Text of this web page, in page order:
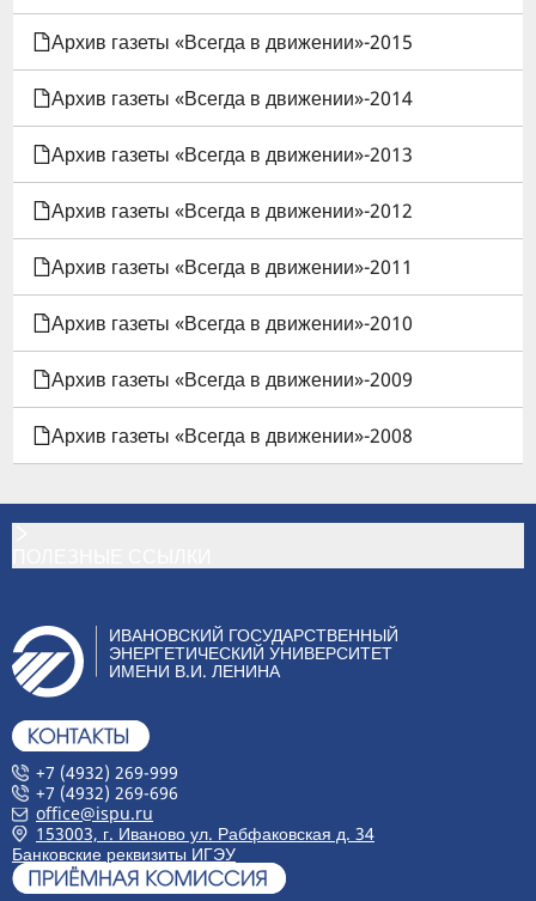
Архив газеты «Всегда в движении»-2015
Архив газеты «Всегда в движении»-2014
Архив газеты «Всегда в движении»-2013
Архив газеты «Всегда в движении»-2012
Архив газеты «Всегда в движении»-2011
Архив газеты «Всегда в движении»-2010
Архив газеты «Всегда в движении»-2009
Архив газеты «Всегда в движении»-2008
ИВАНОВСКИЙ ГОСУДАРСТВЕННЫЙ
ЭНЕРГЕТИЧЕСКИЙ УНИВЕРСИТЕТ
ИМЕНИ В.И. ЛЕНИНА
+7 (4932) 269-999
+7 (4932) 269-696
office@ispu.ru
153003, г. Иваново ул. Рабфаковская д. 34
Банковские реквизиты ИГЭУ